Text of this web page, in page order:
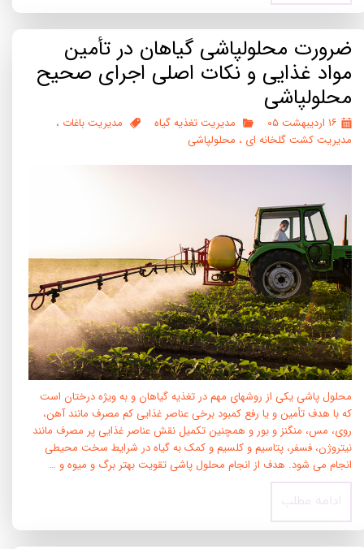
ضرورت محلولپاشی گیاهان در تأمین
مواد غذایی و نکات اصلی اجرای صحیح
محلولپاشی
۱۶ اردیبهشت ۰۵ مدیریت تغذیه گیاه مدیریت باغات ،
مدیریت کشت گلخانه ای ، محلولپاشی
محلول پاشی یکی از روشهای مهم در تغذیه گیاهان و به ویژه درختان است
که با هدف تأمین و یا رفع کمبود برخی عناصر غذایی کم مصرف مانند آهن،
روی، مس، منگنز و بور و همچنین تکمیل نقش عناصر غذایی پر مصرف مانند
نیتروژن، فسفر، پتاسیم و کلسیم و کمک به گیاه در شرایط سخت محیطی
انجام می شود. هدف از انجام محلول پاشی تقویت بهتر برگ و میوه و …
ادامه مطلب